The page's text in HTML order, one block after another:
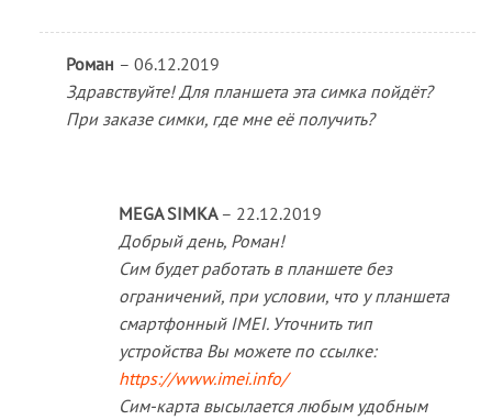
Роман – 06.12.2019
Здравствуйте! Для планшета эта симка пойдёт?
При заказе симки, где мне её получить?
MEGA SIMKA – 22.12.2019
Добрый день, Роман!
Сим будет работать в планшете без
ограничений, при условии, что у планшета
смартфонный IMEI. Уточнить тип
устройства Вы можете по ссылке:
https://www.imei.info/
Сим-карта высылается любым удобным